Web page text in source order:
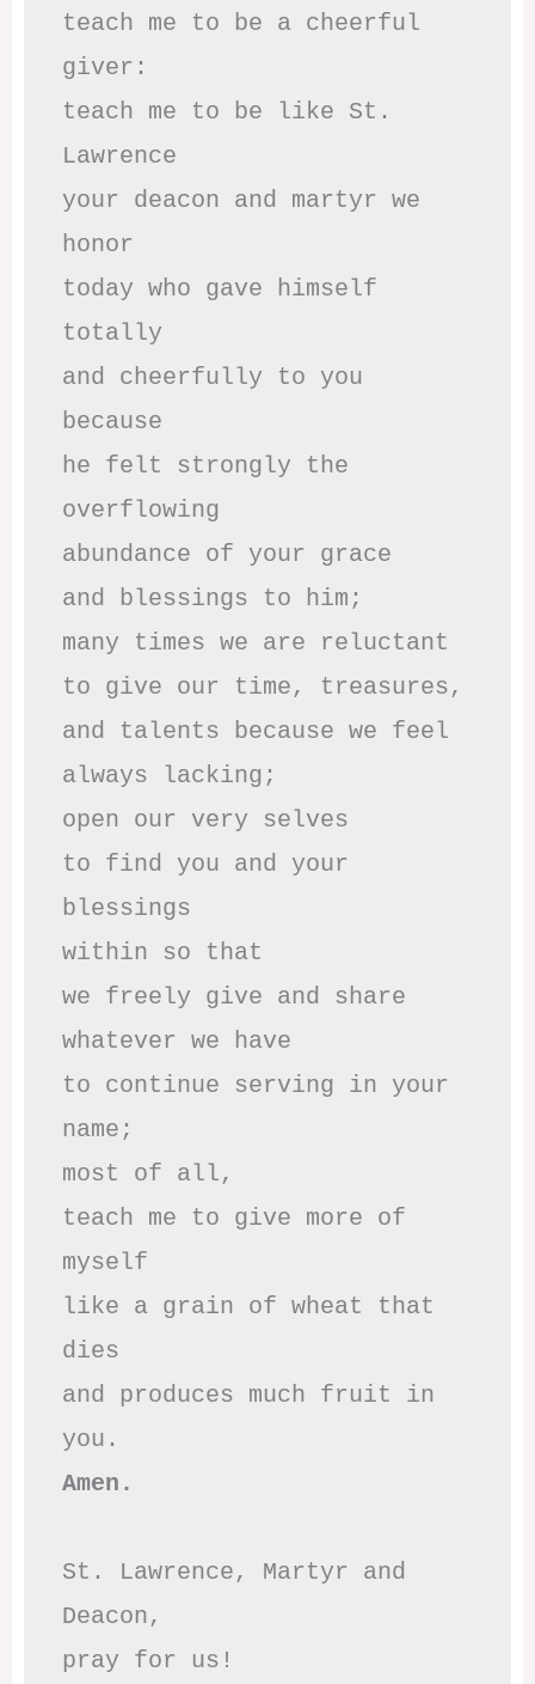
teach me to be a cheerful
giver:
teach me to be like St.
Lawrence
your deacon and martyr we
honor
today who gave himself
totally
and cheerfully to you
because
he felt strongly the
overflowing
abundance of your grace
and blessings to him;
many times we are reluctant
to give our time, treasures,
and talents because we feel
always lacking;
open our very selves
to find you and your
blessings
within so that
we freely give and share
whatever we have
to continue serving in your
name;
most of all,
teach me to give more of
myself
like a grain of wheat that
dies
and produces much fruit in
Amen.
St. Lawrence, Martyr and
Deacon,
pray for us!